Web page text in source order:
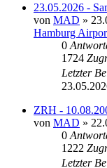
23.05.2026 -
von MAD »
Hamburg
0
1724
Letzter
ZRH -
von MAD »
0
1222
Letzter